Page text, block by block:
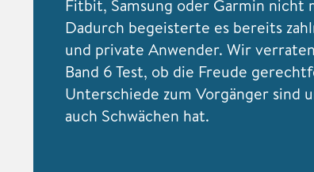
Fitbit, Samsung oder Garmin nicht
Dadurch begeisterte es bereits
und private Anwender. Wir
Band 6 Test, ob die Freude
Unterschiede zum Vorgänger sind
auch Schwächen hat.